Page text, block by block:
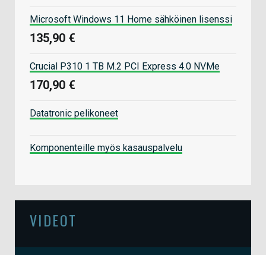
Microsoft Windows 11 Home sähköinen lisenssi
135,90 €
Crucial P310 1 TB M.2 PCI Express 4.0 NVMe
170,90 €
Datatronic pelikoneet
Komponenteille myös kasauspalvelu
VIDEOT